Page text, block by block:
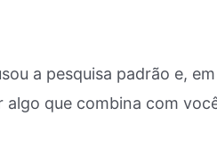
a pesquisa padrão e,
que combina com